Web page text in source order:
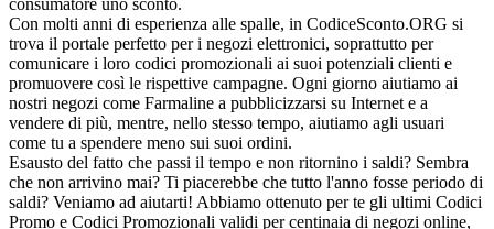
consumatore uno sconto.
Con molti anni di esperienza alle spalle, in CodiceSconto.ORG si
trova il portale perfetto per i negozi elettronici, soprattutto per
comunicare i loro codici promozionali ai suoi potenziali clienti e
promuovere così le rispettive campagne. Ogni giorno aiutiamo ai
nostri negozi come Farmaline a pubblicizzarsi su Internet e a
vendere di più, mentre, nello stesso tempo, aiutiamo agli usuari
come tu a spendere meno sui suoi ordini.
Esausto del fatto che passi il tempo e non ritornino i saldi? Sembra
che non arrivino mai? Ti piacerebbe che tutto l'anno fosse periodo di
saldi? Veniamo ad aiutarti! Abbiamo ottenuto per te gli ultimi Codici
Promo e Codici Promozionali validi per centinaia di negozi online,